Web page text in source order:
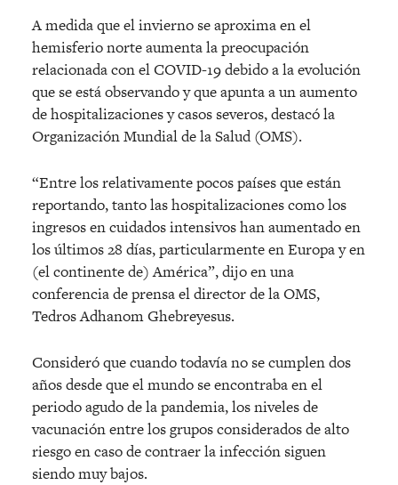
A medida que el invierno se aproxima en el
hemisferio norte aumenta la preocupación
relacionada con el COVID-19 debido a la evolución
que se está observando y que apunta a un aumento
de hospitalizaciones y casos severos, destacó la
Organización Mundial de la Salud (OMS).
“Entre los relativamente pocos países que están
reportando, tanto las hospitalizaciones como los
ingresos en cuidados intensivos han aumentado en
los últimos 28 días, particularmente en Europa y en
(el continente de) América”, dijo en una
conferencia de prensa el director de la OMS,
Tedros Adhanom Ghebreyesus.
Consideró que cuando todavía no se cumplen dos
años desde que el mundo se encontraba en el
periodo agudo de la pandemia, los niveles de
vacunación entre los grupos considerados de alto
riesgo en caso de contraer la infección siguen
siendo muy bajos.